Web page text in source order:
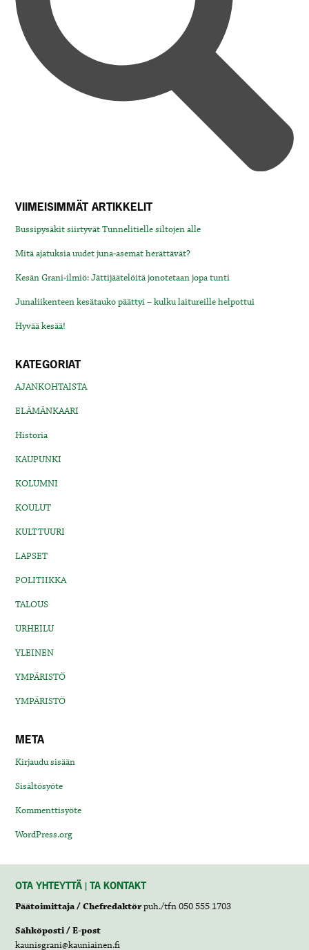
VIIMEISIMMÄT ARTIKKELIT
Bussipysäkit siirtyvät Tunnelitielle siltojen alle
Mitä ajatuksia uudet juna-asemat herättävät?
Kesän Grani-ilmiö: Jättijäätelöitä jonotetaan jopa tunti
Junaliikenteen kesätauko päättyi – kulku laitureille helpottui
Hyvää kesää!
KATEGORIAT
AJANKOHTAISTA
ELÄMÄNKAARI
Historia
KAUPUNKI
KOLUMNI
KOULUT
KULTTUURI
LAPSET
POLITIIKKA
TALOUS
URHEILU
YLEINEN
YMPÄRISTÖ
YMPÄRISTÖ
META
Kirjaudu sisään
Sisältösyöte
Kommenttisyöte
WordPress.org
OTA YHTEYTTÄ | TA KONTAKT
Päätoimittaja / Chefredaktörpuh./tfn 050 555 1703
Sähköposti / E-post
kaunisgrani@kauniainen.fi